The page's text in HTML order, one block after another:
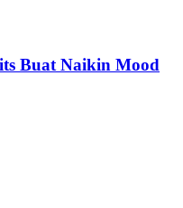
Buat Naikin Mood